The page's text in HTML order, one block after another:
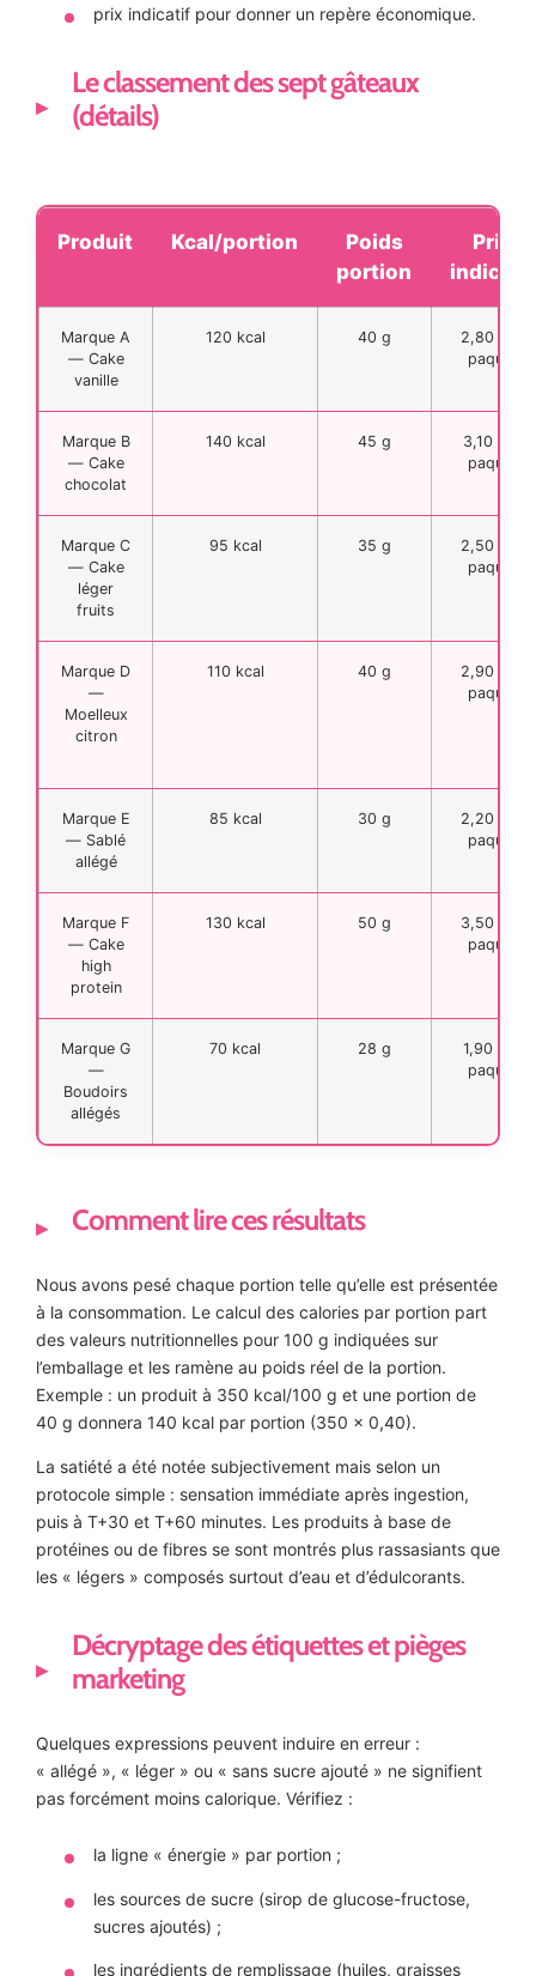
prix indicatif pour donner un repère économique.
Le classement des sept gâteaux
(détails)
Produit Kcal/portion
Poids
portion
Prix
indicatif
Marque A
— Cake
vanille
120 kcal 40 g
2,80 € le
paquet
Marque B
— Cake
chocolat
140 kcal 45 g
3,10 € le
paquet
Marque C
— Cake
léger
fruits
95 kcal 35 g
2,50 € le
paquet
Marque D
—
Moelleux
citron
110 kcal 40 g
2,90 € le
paquet
Marque E
— Sablé
allégé
85 kcal 30 g
2,20 € le
paquet
Marque F
— Cake
high
protein
130 kcal 50 g
3,50 € le
paquet
Marque G
—
Boudoirs
allégés
70 kcal 28 g
1,90 € le
paquet
Comment lire ces résultats
Nous avons pesé chaque portion telle qu’elle est présentée
à la consommation. Le calcul des calories par portion part
des valeurs nutritionnelles pour 100 g indiquées sur
l’emballage et les ramène au poids réel de la portion.
Exemple : un produit à 350 kcal/100 g et une portion de
40 g donnera 140 kcal par portion (350 x 0,40).
La satiété a été notée subjectivement mais selon un
protocole simple : sensation immédiate après ingestion,
puis à T+30 et T+60 minutes. Les produits à base de
protéines ou de fibres se sont montrés plus rassasiants que
les « légers » composés surtout d’eau et d’édulcorants.
Décryptage des étiquettes et pièges
marketing
Quelques expressions peuvent induire en erreur :
« allégé », « léger » ou « sans sucre ajouté » ne signifient
pas forcément moins calorique. Vérifiez :
la ligne « énergie » par portion ;
les sources de sucre (sirop de glucose-fructose,
sucres ajoutés) ;
les ingrédients de remplissage (huiles, graisses